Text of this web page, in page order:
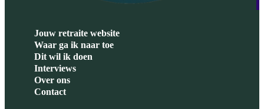
Jouw retraite website
Waar ga ik naar toe
Dit wil ik doen
Interviews
Over ons
Contact